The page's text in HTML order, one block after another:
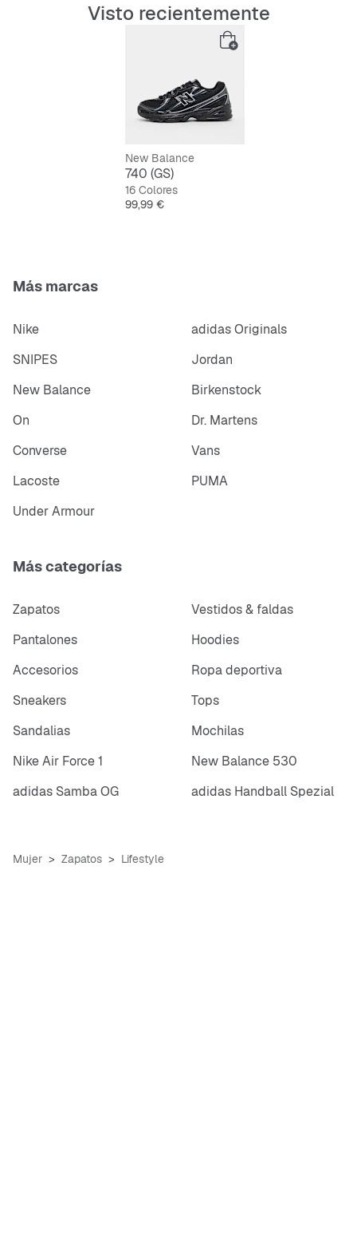
Plantilla con amortiguación para comodidad todo
máxima tracción
Corte bajo y estiloso para un look casual de calle
Visto recientemente
New Balance
740 (GS)
16 Colores
Precio
99,99 €
Más marcas
Nike
adidas Originals
SNIPES
Jordan
New Balance
Birkenstock
On
Dr. Martens
Converse
Vans
Lacoste
PUMA
Under Armour
Más categorías
Zapatos
Vestidos & faldas
Pantalones
Hoodies
Accesorios
Ropa deportiva
Sneakers
Tops
Sandalias
Mochilas
Nike Air Force 1
New Balance 530
adidas Samba OG
adidas Handball Spezial
Mujer Zapatos Lifestyle